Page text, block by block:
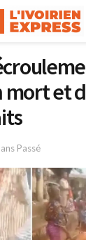
mort et
Passé